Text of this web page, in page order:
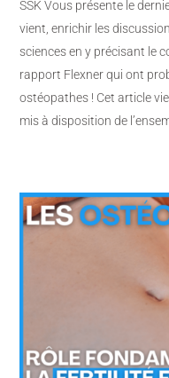
SSK Vous présente le
vient, enrichir les
sciences en y précisant le
rapport Flexner qui ont
ostéopathes ! Cet article
mis à disposition de